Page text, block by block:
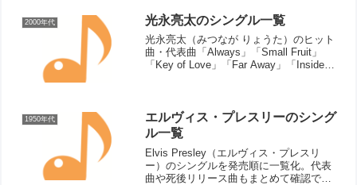
2000年代 光永亮太のシングル一覧
光永亮太（みつなが りょうた）のヒット
曲・代表曲「Always」「Small Fruit」
「Key of Love」「Far Away」「Inside
1950年代
エルヴィス・プレスリーのシング
ル一覧
Elvis Presley（エルヴィス・プレスリ
ー）のシングルを発売順に一覧化。代表
曲や死後リリース曲もまとめて確認でき